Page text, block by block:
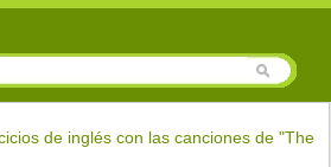
de inglés con las canciones de "The